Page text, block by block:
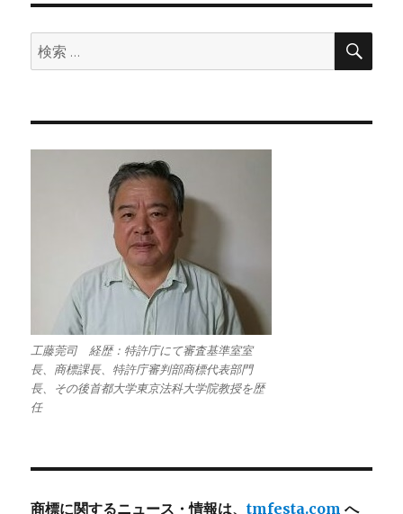
検
索:
検
工藤莞司 経歴：特許庁にて審査基準室室
長、商標課長、特許庁審判部商標代表部門
長、その後首都大学東京法科大学院教授を歴
任
商標に関するニュース・情報は、tmfesta.com へ